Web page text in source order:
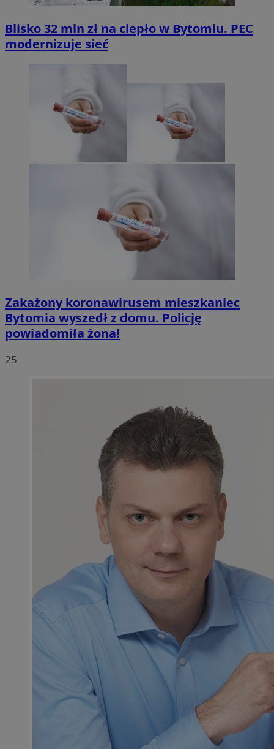
Blisko 32 mln zł na ciepło w Bytomiu. PEC
modernizuje sieć
Zakażony koronawirusem mieszkaniec
Bytomia wyszedł z domu. Policję
powiadomiła żona!
25